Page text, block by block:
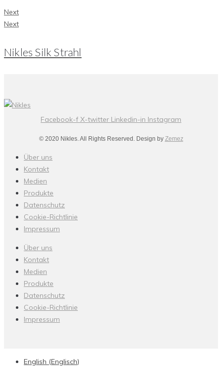
Next
Next
Nikles Silk Strahl
Facebook-f X-twitter Linkedin-in Instagram
© 2020 Nikles. All Rights Reserved. Design by Zemez
Über uns
Kontakt
Medien
Produkte
Datenschutz
Cookie-Richtlinie
Impressum
Über uns
Kontakt
Medien
Produkte
Datenschutz
Cookie-Richtlinie
Impressum
English (Englisch)